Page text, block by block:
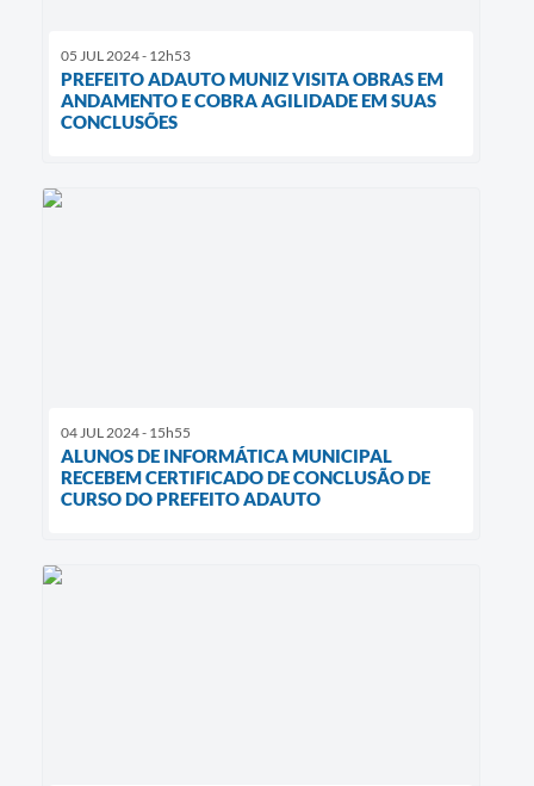
05 JUL 2024 - 12h53
PREFEITO ADAUTO MUNIZ VISITA OBRAS EM
ANDAMENTO E COBRA AGILIDADE EM SUAS
CONCLUSÕES
04 JUL 2024 - 15h55
ALUNOS DE INFORMÁTICA MUNICIPAL
RECEBEM CERTIFICADO DE CONCLUSÃO DE
CURSO DO PREFEITO ADAUTO